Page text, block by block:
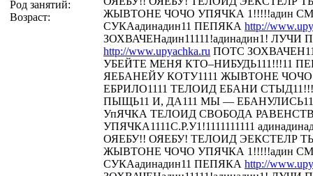
Род занятий:
Возраст:
ЖЫВТОНЕ ЧОЧО УПЯЧКА 1!!!!!адин
СУКАадинадин11 ПЕПЯКА http://
ЗОХВАЧЕНадин11111!адинадин1! ЛУЧИ
http://www.upyachka.ru ПОТС
УБЕЙТЕ МЕНЯ КТО–НИБУДЬ111!!!11
ЯЕБАНЕЙУ КОТУ1111 ЖЫВТОНЕ ЧОЧО
ЕБРИЛО1111 ТЕЛОИД ЕБАНИ СТЫД11!!!
ПЫЩЬ11 И, ДА111 МЫ —
УпЯЧКА ТЕЛОИД СВОБОДА
УПЯЧКА1111С.Р.У1!1111111111
ОЯЕБУ!! ОЯЕБУ! ТЕЛОИД ЭЕКСТЕЛР
ЖЫВТОНЕ ЧОЧО УПЯЧКА 1!!!!!адин
СУКАадинадин11 ПЕПЯКА http://